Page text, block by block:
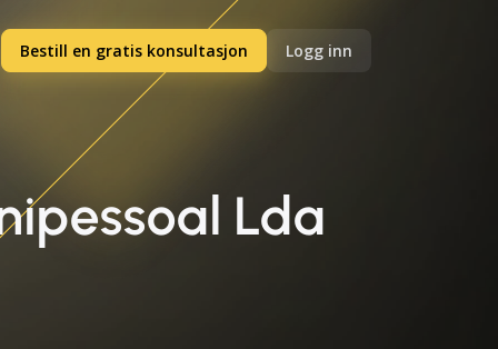
Bestill en gratis konsultasjon Logg inn
Lda